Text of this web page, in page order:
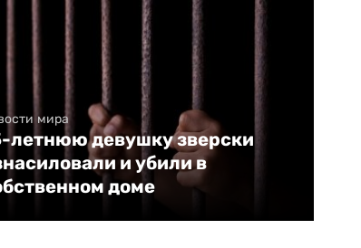
мира
летнюю девушку зверски
и убили в
доме